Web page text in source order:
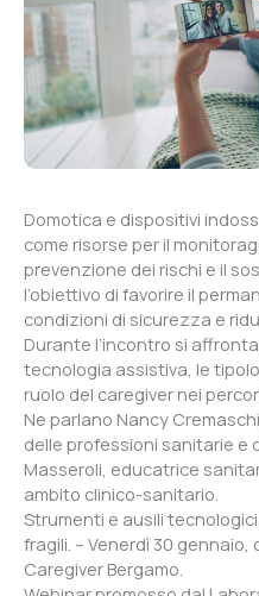
Domotica e dispositivi
come risorse per il
prevenzione dei rischi e il
l’obiettivo di favorire il
condizioni di sicurezza e
Durante l’incontro si
tecnologia assistiva, le
ruolo del caregiver nei
Ne parlano Nancy
delle professioni sanitarie e
Masseroli, educatrice
ambito clinico-sanitario.
Strumenti e ausili
fragili. – Venerdì 30 gennaio,
Caregiver Bergamo.